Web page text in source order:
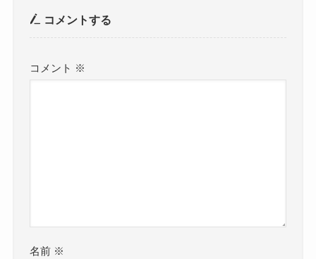
コメントする
コメント ※
名前 ※